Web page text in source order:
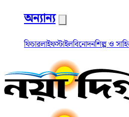
অন্যান্য
ফিচারলাইফস্টাইলবিনোদনশিল্প ও